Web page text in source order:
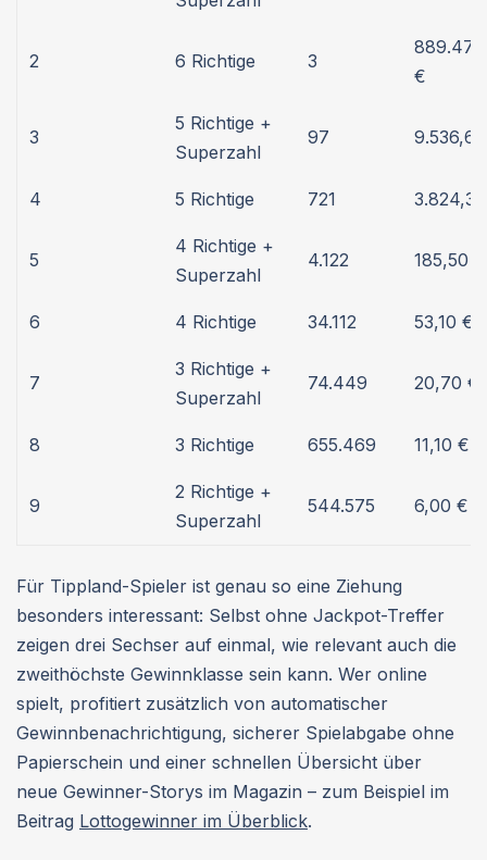
2 6 Richtige 3
€
3
5 Richtige +
Superzahl
97
4 5 Richtige 721
5
4 Richtige +
Superzahl
4.122 185,50 €
6 4 Richtige 34.112 53,10 €
7
3 Richtige +
Superzahl
74.449 20,70 €
8 3 Richtige 655.469 11,10 €
9
2 Richtige +
Superzahl
544.575 6,00 €
Für Tippland-Spieler ist genau so eine Ziehung
besonders interessant: Selbst ohne Jackpot-Treffer
zeigen drei Sechser auf einmal, wie relevant auch die
zweithöchste Gewinnklasse sein kann. Wer online
spielt, profitiert zusätzlich von automatischer
Gewinnbenachrichtigung, sicherer Spielabgabe ohne
Papierschein und einer schnellen Übersicht über
neue Gewinner-Storys im Magazin – zum Beispiel im
Beitrag Lottogewinner im Überblick.